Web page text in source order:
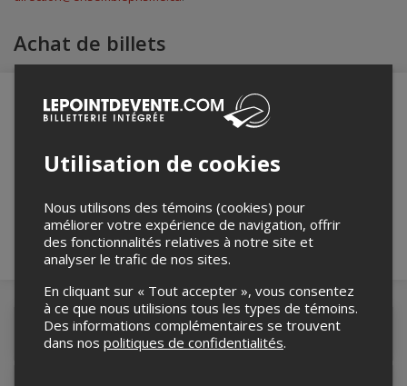
Achat de billets
robot ci-bas.
Détails de l'événement
Utilisation de cookies
Nous utilisons des témoins (cookies) pour
améliorer votre expérience de navigation, offrir
des fonctionnalités relatives à notre site et
analyser le trafic de nos sites.
En cliquant sur « Tout accepter », vous consentez
à ce que nous utilisions tous les types de témoins.
Des informations complémentaires se trouvent
dans nos politiques de confidentialités.